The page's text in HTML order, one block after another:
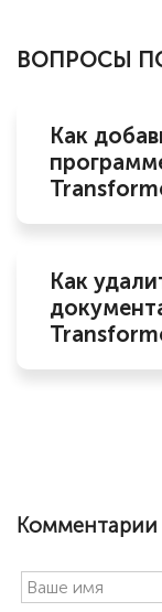
ВОПРОСЫ
Как
Как
Комментарии